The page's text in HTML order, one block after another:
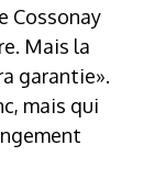
Cossonay
Mais la
garantie».
mais qui